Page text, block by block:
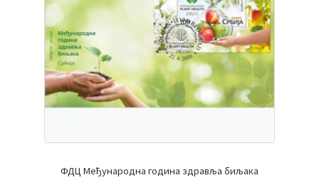
ФДЦ Међународна година здравља биљака